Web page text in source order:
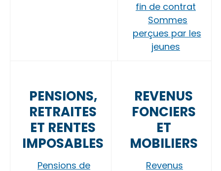
fin de contrat
Sommes
perçues par les
jeunes
PENSIONS,
RETRAITES
ET RENTES
IMPOSABLES
Pensions de
REVENUS
FONCIERS
ET
MOBILIERS
Revenus